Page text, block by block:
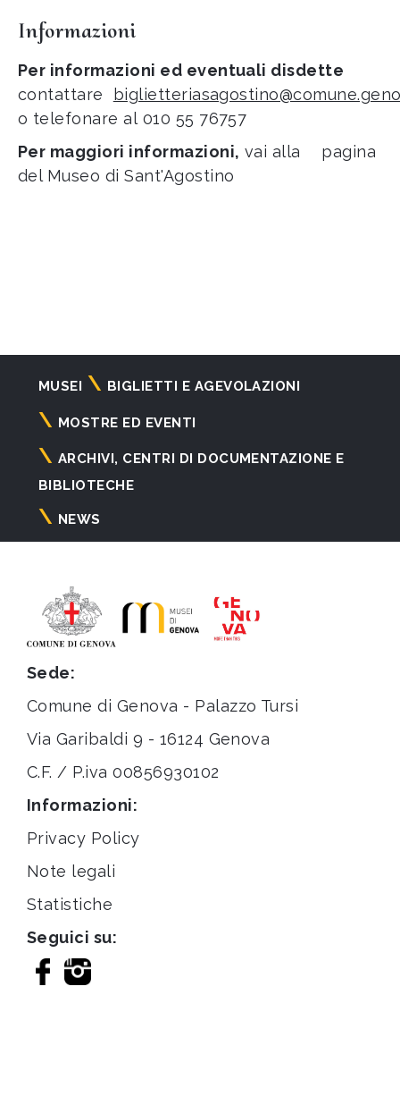
Informazioni
Per informazioni ed eventuali disdette
contattare
o telefonare al 010 55 76757
Per maggiori informazioni, vai alla
pagina
del Museo di Sant'Agostino
Navigazione
principale
MUSEI BIGLIETTI E AGEVOLAZIONI
MOSTRE ED EVENTI
ARCHIVI, CENTRI DI DOCUMENTAZIONE E
BIBLIOTECHE
NEWS
Sede:
Comune di Genova - Palazzo Tursi
Via Garibaldi 9 - 16124 Genova
C.F. / P.iva 00856930102
Informazioni:
Privacy Policy
Note legali
Statistiche
Seguici su: